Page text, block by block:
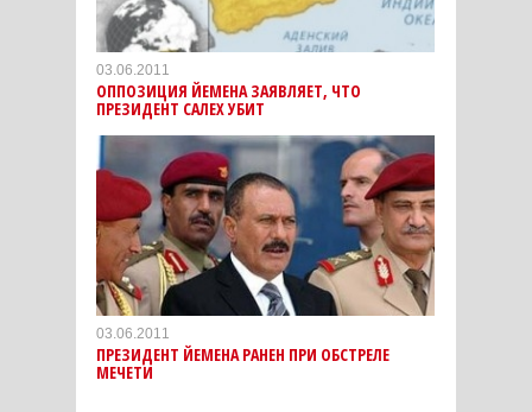
03.06.2011
ОППОЗИЦИЯ ЙЕМЕНА ЗАЯВЛЯЕТ, ЧТО
ПРЕЗИДЕНТ САЛЕХ УБИТ
03.06.2011
ПРЕЗИДЕНТ ЙЕМЕНА РАНЕН ПРИ ОБСТРЕЛЕ
МЕЧЕТИ